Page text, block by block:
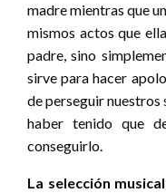
madre mientras que
mismos actos que
padre, sino
sirve para hacer
de perseguir nuestros
haber tenido que
conseguirlo.
La selección